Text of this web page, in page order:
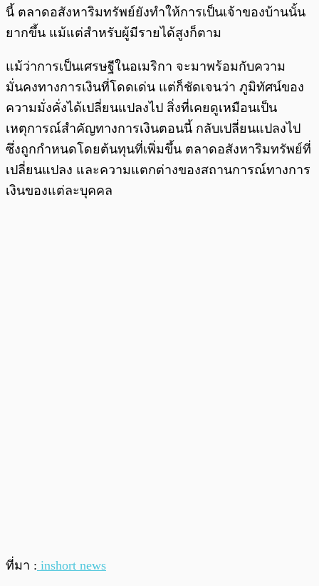
นี้ ตลาดอสังหาริมทรัพย์ยังทำให้การเป็นเจ้าของบ้านนั้น
ยากขึ้น แม้แต่สำหรับผู้มีรายได้สูงก็ตาม
แม้ว่าการเป็นเศรษฐีในอเมริกา จะมาพร้อมกับความ
มั่นคงทางการเงินที่โดดเด่น แต่ก็ชัดเจนว่า ภูมิทัศน์ของ
ความมั่งคั่งได้เปลี่ยนแปลงไป สิ่งที่เคยดูเหมือนเป็น
เหตุการณ์สำคัญทางการเงินตอนนี้ กลับเปลี่ยนแปลงไป
ซึ่งถูกกำหนดโดยต้นทุนที่เพิ่มขึ้น ตลาดอสังหาริมทรัพย์ที่
เปลี่ยนแปลง และความแตกต่างของสถานการณ์ทางการ
เงินของแต่ละบุคคล
ที่มา : inshort news